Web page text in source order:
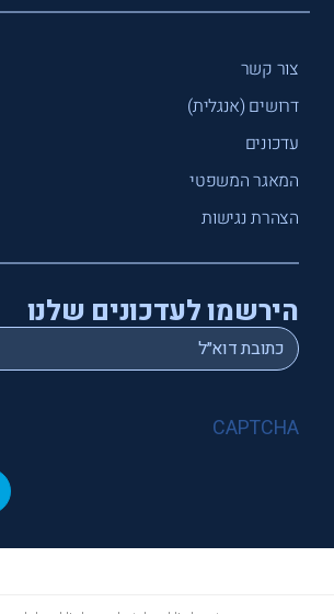
צור קשר
דרושים (אנגלית)
עדכונים
המאגר המשפטי
הצהרת נגישות
הירשמו לעדכונים שלנו
Email
*
CAPTCHA